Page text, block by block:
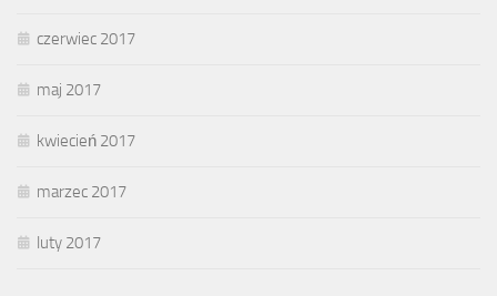
czerwiec 2017
maj 2017
kwiecień 2017
marzec 2017
luty 2017